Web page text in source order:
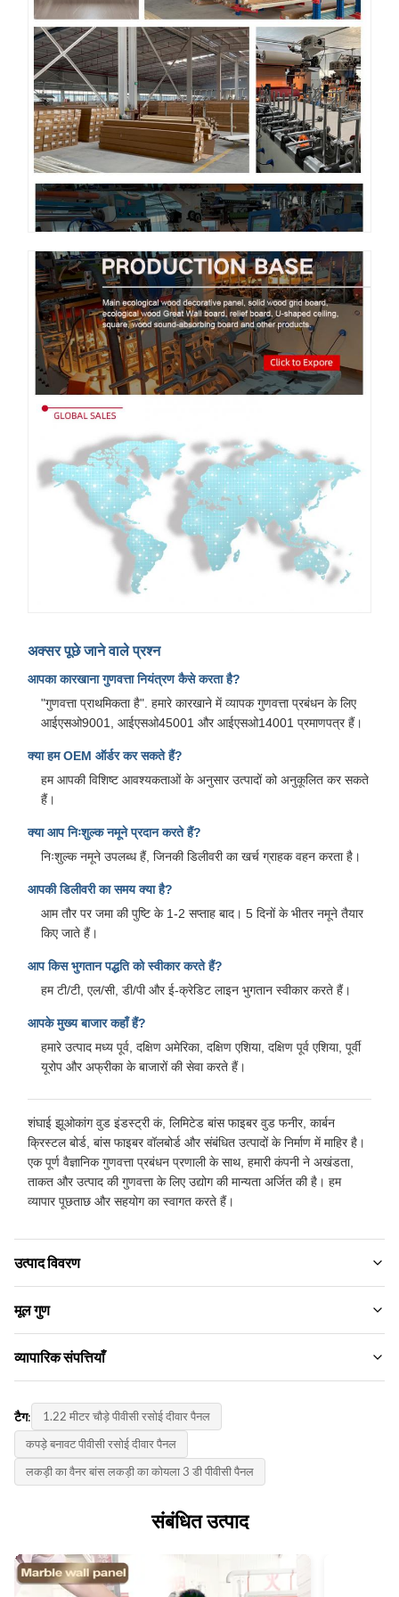
अक्सर पूछे जाने वाले प्रश्न
आपका कारखाना गुणवत्ता नियंत्रण कैसे करता है?
"गुणवत्ता प्राथमिकता है". हमारे कारखाने में व्यापक गुणवत्ता प्रबंधन के लिए
आईएसओ9001, आईएसओ45001 और आईएसओ14001 प्रमाणपत्र हैं।
क्या हम OEM ऑर्डर कर सकते हैं?
हम आपकी विशिष्ट आवश्यकताओं के अनुसार उत्पादों को अनुकूलित कर सकते
हैं।
क्या आप निःशुल्क नमूने प्रदान करते हैं?
निःशुल्क नमूने उपलब्ध हैं, जिनकी डिलीवरी का खर्च ग्राहक वहन करता है।
आपकी डिलीवरी का समय क्या है?
आम तौर पर जमा की पुष्टि के 1-2 सप्ताह बाद। 5 दिनों के भीतर नमूने तैयार
किए जाते हैं।
आप किस भुगतान पद्धति को स्वीकार करते हैं?
हम टी/टी, एल/सी, डी/पी और ई-क्रेडिट लाइन भुगतान स्वीकार करते हैं।
आपके मुख्य बाजार कहाँ हैं?
हमारे उत्पाद मध्य पूर्व, दक्षिण अमेरिका, दक्षिण एशिया, दक्षिण पूर्व एशिया, पूर्वी
यूरोप और अफ्रीका के बाजारों की सेवा करते हैं।
शंघाई झूओकांग वुड इंडस्ट्री कं, लिमिटेड बांस फाइबर वुड फनीर, कार्बन
क्रिस्टल बोर्ड, बांस फाइबर वॉलबोर्ड और संबंधित उत्पादों के निर्माण में माहिर है।
एक पूर्ण वैज्ञानिक गुणवत्ता प्रबंधन प्रणाली के साथ, हमारी कंपनी ने अखंडता,
ताकत और उत्पाद की गुणवत्ता के लिए उद्योग की मान्यता अर्जित की है। हम
व्यापार पूछताछ और सहयोग का स्वागत करते हैं।
उत्पाद विवरण
Material:
Color:
स्वनिर्धारित
Certification:
ISO9001
Thickness:
2.44/2.6/2.8/3/3.2/3.4/3.6 मीटर या अनुकूलित
मूल गुण
ब्रांड नाम:
उत्पाद मॉडल:
1220*2440*5 मिमी/8 मिमी
प्रमाणपत्र:
चीन
व्यापारिक संपत्तियाँ
न्यूनतम आदेश मात्रा:
मोल-भाव करना
यूनिट मूल्य:
Negotiate
आपूर्ति क्षमता:
टैग:
1.22 मीटर चौड़े पीवीसी रसोई दीवार पैनल
कपड़े बनावट पीवीसी रसोई दीवार पैनल
लकड़ी का वैनर बांस लकड़ी का कोयला 3 डी पीवीसी पैनल
संबंधित उत्पाद